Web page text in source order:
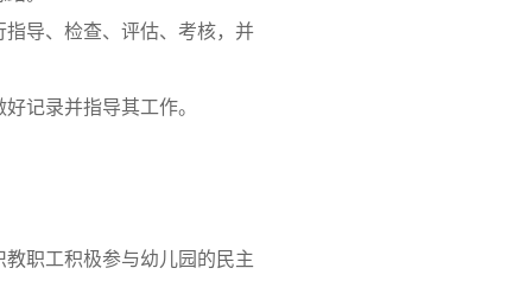
导、检查、评估、考核，并
记录并指导其工作。
职工积极参与幼儿园的民主